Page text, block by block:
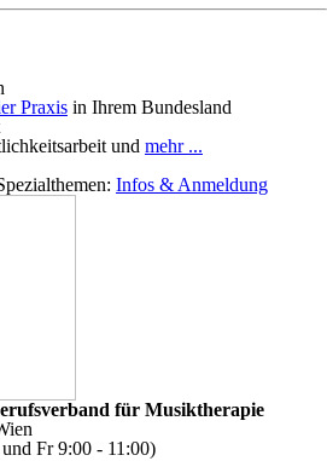
Praxis in Ihrem Bundesland
und mehr ...
Infos & Anmeldung
für Musiktherapie
Fr 9:00 - 11:00)